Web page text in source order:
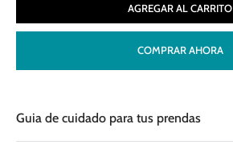
AGREGAR AL CARRITO
COMPRAR AHORA
Guia de cuidado para tus prendas